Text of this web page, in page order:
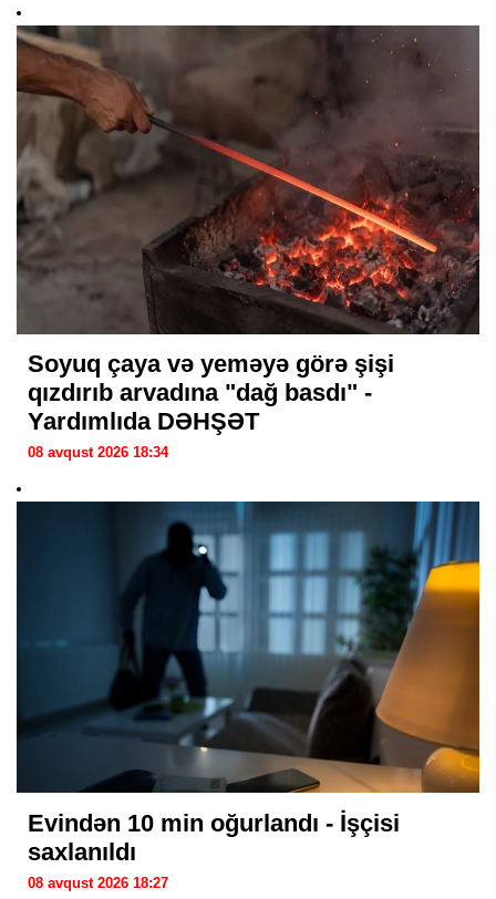
Soyuq çaya və yeməyə görə şişi
qızdırıb arvadına "dağ basdı" -
Yardımlıda DƏHŞƏT
08 avqust 2026 18:34
Evindən 10 min oğurlandı - İşçisi
saxlanıldı
08 avqust 2026 18:27